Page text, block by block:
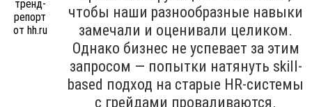
чтобы наши разнообразные навыки
замечали и оценивали целиком.
Однако бизнес не успевает за этим
запросом — попытки натянуть skill-
based подход на старые HR-системы
с грейдами проваливаются.